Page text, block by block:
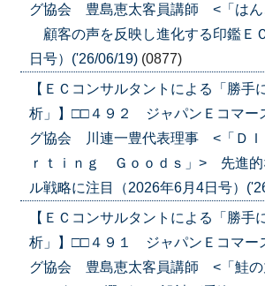
グ協会 豊島恵太客員講師 <「はん
顧客の声を反映し進化する印鑑Ｅ
日号）('26/06/19) (0877)
【ＥＣコンサルタントによる「勝手
析」】□□４９２ ジャパンＥコマー
グ協会 川連一豊代表理事 <「ＤＩ
ｒｔｉｎｇ Ｇｏｏｄｓ」> 先進的
ル戦略に注目（2026年6月4日号）
【ＥＣコンサルタントによる「勝手
析」】□□４９１ ジャパンＥコマー
グ協会 豊島恵太客員講師 <「鮭